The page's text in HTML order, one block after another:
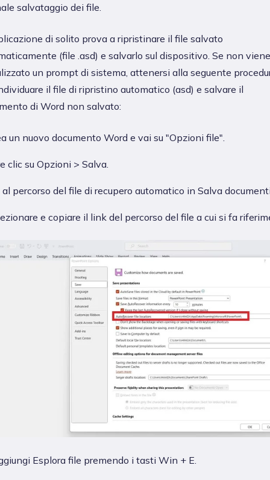
salvataggio dei file.
di solito prova a ripristinare il file salvato
(file .asd) e salvarlo sul dispositivo. Se non viene
un prompt di sistema, attenersi alla seguente
il file di ripristino automatico (asd) e salvare il
di Word non salvato:
un nuovo documento Word e vai su "Opzioni file".
clic su Opzioni > Salva.
al percorso del file di recupero automatico in Salva
e copiare il link del percorso del file a cui si fa
Esplora file premendo i tasti Win + E.